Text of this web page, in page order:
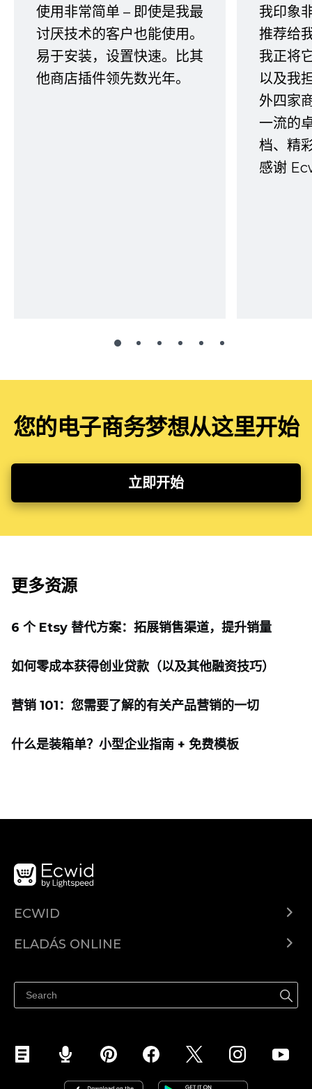
使用非常简单 – 即使是我最
讨厌技术的客户也能使用。
易于安装，设置快速。比其
他商店插件领先数光年。
我印象
推荐给
我正将
以及我
外四家
一流的
档、精
感谢
您的电子商务梦想从这里开始
立即开始
更多资源
6 个 Etsy 替代方案：拓展销售渠道，提升销量
如何零成本获得创业贷款（以及其他融资技巧）
营销 101：您需要了解的有关产品营销的一切
什么是装箱单？小型企业指南 + 免费模板
ECWID
Árkalkuláció
ELADÁS ONLINE
Eladás a Facebookon
Eladás Instagramon